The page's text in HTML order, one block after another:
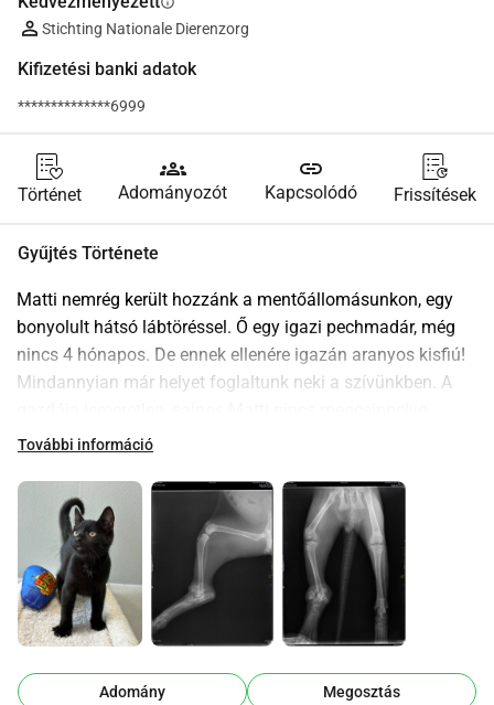
Stichting Nationale Dierenzorg
Kifizetési banki adatok
**************6999
Történet
groups
Adományozót
link
Kapcsolódó Frissítések
Gyűjtés Története
Matti nemrég került hozzánk a mentőállomásunkon, egy
bonyolult hátsó lábtöréssel. Ő egy igazi pechmadár, még
nincs 4 hónapos. De ennek ellenére igazán aranyos kisfiú!
Mindannyian már helyet foglaltunk neki a szívünkben. A
A Dierenkliniek Stevenshof nagyszerű állatorvosa szép
ez igaz, de sokkal rosszabb is lehetett volna, ha nem
kapunk támogatást az állatorvostól.
Kérjük, mindenki segítsen Mattinak. Ön is segít?
Az alábbiakban szívesen megosztjuk a hátsó lábáról
készült fényképeket, amelyeken látható, hogy sürgősen
helyre kell állítani.
hatalmas köszönet!
További információ
Adomány Megosztás